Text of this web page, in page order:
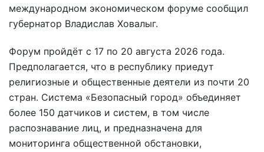
международном экономическом форуме сообщил
губернатор Владислав Ховалыг.
Форум пройдёт с 17 по 20 августа 2026 года.
Предполагается, что в республику приедут
религиозные и общественные деятели из почти 20
стран. Система «Безопасный город» объединяет
более 150 датчиков и систем, в том числе
распознавание лиц, и предназначена для
мониторинга общественной обстановки,